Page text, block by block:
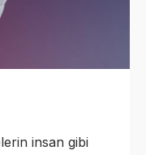
insan gibi